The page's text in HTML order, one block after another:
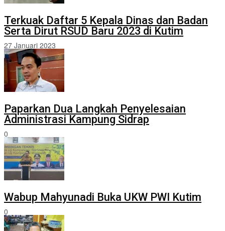
Terkuak Daftar 5 Kepala Dinas dan Badan
Serta Dirut RSUD Baru 2023 di Kutim
27 Januari 2023
Paparkan Dua Langkah Penyelesaian
Administrasi Kampung Sidrap
0
Wabup Mahyunadi Buka UKW PWI Kutim
0